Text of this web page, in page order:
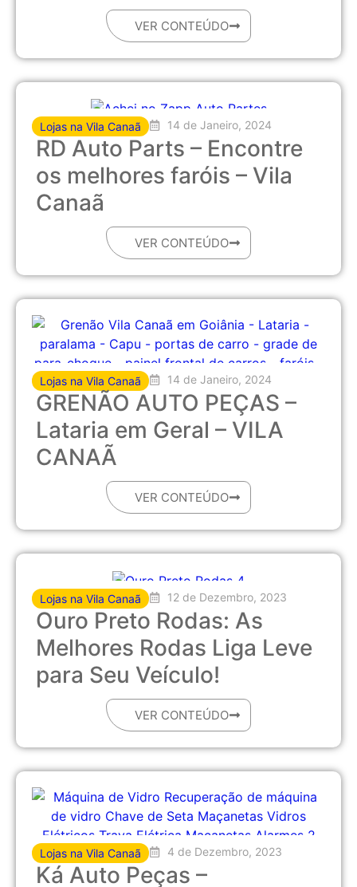
VER CONTEÚDO
Lojas na Vila Canaã 14 de Janeiro, 2024
RD Auto Parts – Encontre
os melhores faróis – Vila
Canaã
VER CONTEÚDO
Lojas na Vila Canaã 14 de Janeiro, 2024
GRENÃO AUTO PEÇAS –
Lataria em Geral – VILA
CANAÃ
VER CONTEÚDO
Lojas na Vila Canaã 12 de Dezembro, 2023
Ouro Preto Rodas: As
Melhores Rodas Liga Leve
para Seu Veículo!
VER CONTEÚDO
Lojas na Vila Canaã 4 de Dezembro, 2023
Ká Auto Peças –